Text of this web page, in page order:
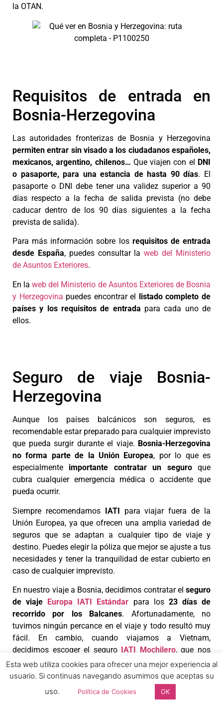
la OTAN.
Requisitos de entrada en
Bosnia-Herzegovina
Las autoridades fronterizas de Bosnia y Herzegovina
permiten entrar sin visado a los ciudadanos españoles,
mexicanos, argentino, chilenos… Que viajen con el DNI
o pasaporte, para una estancia de hasta 90 días. El
pasaporte o DNI debe tener una validez superior a 90
días respecto a la fecha de salida prevista (no debe
caducar dentro de los 90 días siguientes a la fecha
prevista de salida).
Para más información sobre los requisitos de entrada
desde España, puedes consultar laweb del Ministerio
de Asuntos Exteriores.
En laweb del Ministerio de Asuntos Exteriores de Bosnia
y Herzegovina puedes encontrar el listado completo de
países y los requisitos de entrada para cada uno de
ellos.
Seguro de viaje Bosnia-
Herzegovina
Aunque los países balcánicos son seguros, es
recomendable estar preparado para cualquier imprevisto
que pueda surgir durante el viaje. Bosnia-Herzegovina
no forma parte de la Unión Europea, por lo que es
especialmente importante contratar un seguroque
cubra cualquier emergencia médica o accidente que
pueda ocurrir.
Siempre recomendamos IATI para viajar fuera de la
Unión Europea, ya que ofrecen una amplia variedad de
seguros que se adaptan a cualquier tipo de viaje y
destino. Puedes elegir la póliza que mejor se ajuste a tus
necesidades y tener la tranquilidad de estar cubierto en
caso de cualquier imprevisto.
En nuestro viaje a Bosnia, decidimos contratar el seguro
de viaje Europa IATI Estándar para los 23 días de
recorrido por los Balcanes. Afortunadamente, no
tuvimos ningún percance en el viaje y todo resultó muy
fácil. En cambio, cuando viajamos a Vietnam,
decidimos escoger el seguro IATI Mochilero, que nos
daba una mayor cobertura médica y asistencia en caso
de necesitarla.
Si reservas tu seguro IATI mediante cualquiera de
Esta web utiliza cookies para ofrecer una mejor experiencia al
usuario. Si continuas navegando asumimos que aceptas su
uso.
Política de Cookies OK